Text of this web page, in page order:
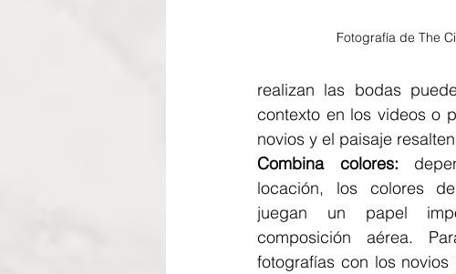
Fotografía de The
realizan las bodas
contexto en los videos o
novios y el paisaje
Combina colores:
locación, los colores
juegan un papel
composición aérea.
fotografías con los